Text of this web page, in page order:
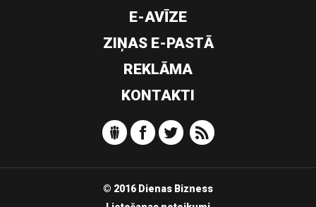
E-AVĪZE
ZIŅAS E-PASTĀ
REKLĀMA
KONTAKTI
© 2016 Dienas Bizness